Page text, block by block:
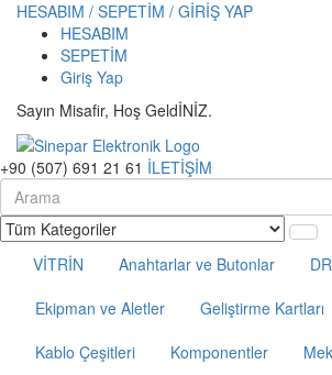
HESABIM / SEPETİM / GİRİŞ YAP
HESABIM
SEPETİM
Giriş Yap
Sayın Misafir, Hoş GeldİNİZ.
+90 (507) 691 21 61 İLETİŞİM
VİTRİN Anahtarlar ve Butonlar
Ekipman ve Aletler
Geliştirme Kartları
Kablo Çeşitleri
Komponentler